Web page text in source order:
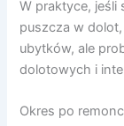
W praktyce, jeśli
puszcza w
ubytków, ale
dolotowych i
Okres po